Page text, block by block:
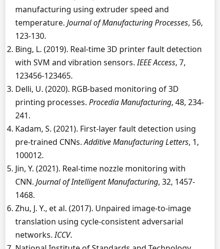
manufacturing using extruder speed and
temperature. Journal of Manufacturing Processes, 56,
123-130.
Bing, L. (2019). Real-time 3D printer fault detection
with SVM and vibration sensors.IEEE Access, 7,
123456-123465.
Delli, U. (2020). RGB-based monitoring of 3D
printing processes. Procedia Manufacturing, 48, 234-
241.
Kadam, S. (2021). First-layer fault detection using
pre-trained CNNs.Additive Manufacturing Letters, 1,
100012.
Jin, Y. (2021). Real-time nozzle monitoring with
CNN. Journal of Intelligent Manufacturing, 32, 1457-
1468.
Zhu, J. Y., et al. (2017). Unpaired image-to-image
translation using cycle-consistent adversarial
networks.ICCV.